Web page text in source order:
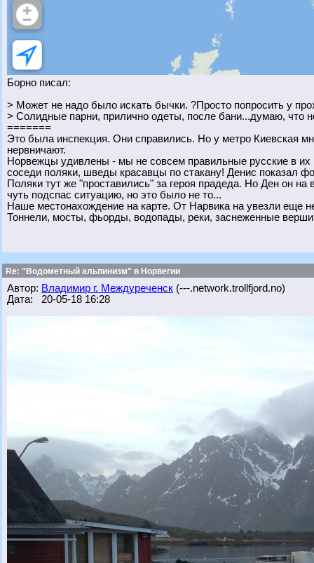
Борно писал:
> Может не надо было искать бычки. ?Просто попросить у
> Солидные парни, прилично одеты, после бани...думаю, что
=======
Это была инспекция. Они справились. Но у метро Киевская
нервничают.
Норвежцы удивлены - мы не совсем правильные русские в
соседи поляки, шведы красавцы по стакану! Денис показал
Поляки тут же "проставились" за героя прадеда. Но Ден он
чуть подспас ситуацию, но это было не то...
Наше местонахождение на карте. От Нарвика на увезли еще
Тоннели, мосты, фьорды, водопады, реки, заснеженные
Re: "Водометный альпинизм" в Норвегии
Автор: Владимир г. Междуреченск (---.network.trollfjord.no)
Дата: 20-05-18 16:28